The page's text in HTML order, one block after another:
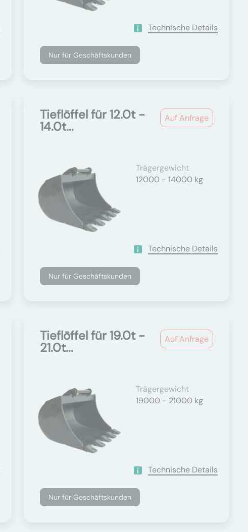
Technische Details
Nur für Geschäftskunden
Auf Anfrage
Tieflöffel für 12.0t -
14.0t...
Trägergewicht
12000 - 14000 kg
Technische Details
Nur für Geschäftskunden
Auf Anfrage
Tieflöffel für 19.0t -
21.0t...
Trägergewicht
19000 - 21000 kg
Technische Details
Nur für Geschäftskunden